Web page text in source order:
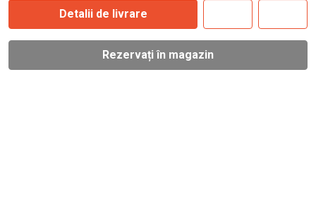
Detalii de livrare
Rezervați în magazin